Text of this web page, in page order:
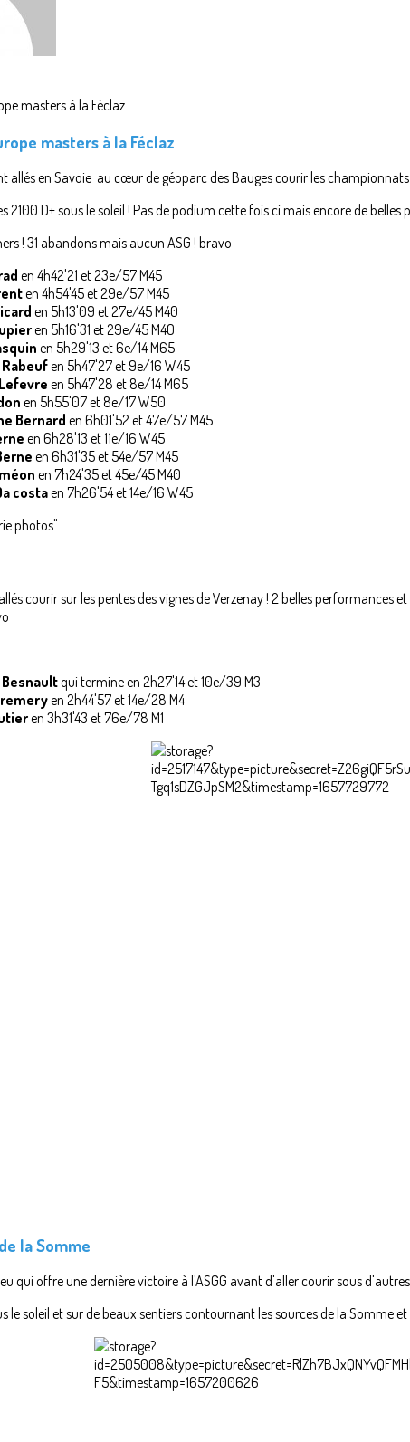
masters à la Féclaz
allés en Savoie au cœur de géoparc des Bauges courir les
2100 D+ sous le soleil ! Pas de podium cette fois ci mais encore de belles
! 31 abandons mais aucun ASG ! bravo
en 4h42'21 et 23e/57 M45
en 4h54'45 et 29e/57 M45
en 5h13'09 et 27e/45 M40
en 5h16'31 et 29e/45 M40
en 5h29'13 et 6e/14 M65
en 5h47'27 et 9e/16 W45
en 5h47'28 et 8e/14 M65
en 5h55'07 et 8e/17 W50
Bernard en 6h01'52 et 47e/57 M45
en 6h28'13 et 11e/16 W45
en 6h31'35 et 54e/57 M45
en 7h24'35 et 45e/45 M40
costaen 7h26'54 et 14e/16 W45
photos"
courir sur les pentes des vignes de Verzenay ! 2 belles performances
qui termine en 2h27'14 et 10e/39 M3
en 2h44'57 et 14e/28 M4
en 3h31'43 et 76e/78 M1
la Somme
qui offre une dernière victoire à l'ASGG avant d'aller courir sous
le soleil et sur de beaux sentiers contournant les sources de la Somme